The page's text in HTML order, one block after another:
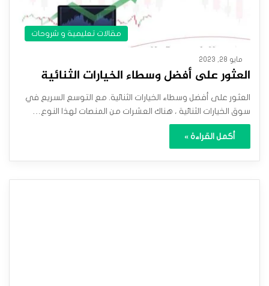
مقالات تعليمية و شروحات
مايو 28, 2023
العثور على أفضل وسطاء الخيارات الثنائية
العثور على أفضل وسطاء الخيارات الثنائية. مع التوسع السريع في
سوق الخيارات الثنائية ، هناك العشرات من المنصات لهذا النوع…
أكمل القراءة »